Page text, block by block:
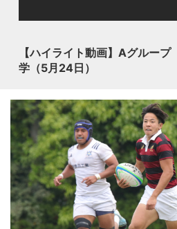
【ハイライト動画】Aグルー
学（5月24日）